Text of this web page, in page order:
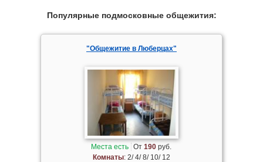
Популярные подмосковные общежития:
"Общежитие в Люберцах"
Места есть От190 руб.
Комнаты: 2/ 4/ 8/ 10/ 12